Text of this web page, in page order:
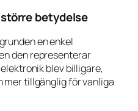
betydelse
en enkel
den representerar
blev billigare,
tillgänglig för vanliga